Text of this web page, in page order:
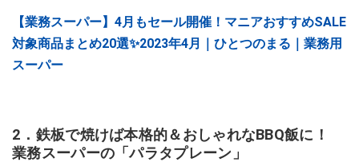
【業務スーパー】4月もセール開催！マニアおすすめSALE
対象商品まとめ20選✨2023年4月｜ひとつのまる｜業務用
スーパー
2．鉄板で焼けば本格的＆おしゃれなBBQ飯に！
業務スーパーの「パラタプレーン」